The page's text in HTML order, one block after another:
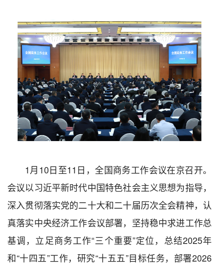
1月10日至11日，全国商务工作会议在京召开。
会议以习近平新时代中国特色社会主义思想为指导，
深入贯彻落实党的二十大和二十届历次全会精神，认
真落实中央经济工作会议部署，坚持稳中求进工作总
基调，立足商务工作“三个重要”定位，总结2025年
和“十四五”工作，研究“十五五”目标任务，部署2026